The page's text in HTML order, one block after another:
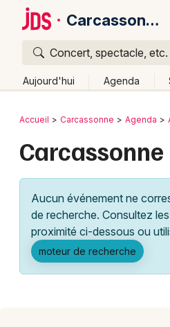
Carcassonne
Concert, spectacle, etc.
Aujourd'hui Agenda
Publier un événement
Grands événements
Activité & Expérience
Manifestations
Bordeaux
Lille
Lyon
Marseille
Retour
Accueil Carcassonne Agenda
Aucun événement ne
de recherche. Consultez
proximité ci-dessous ou
moteur de recherche
Quoi ?
Où ?
Languedoc-Roussillon
Partout
Quand ?